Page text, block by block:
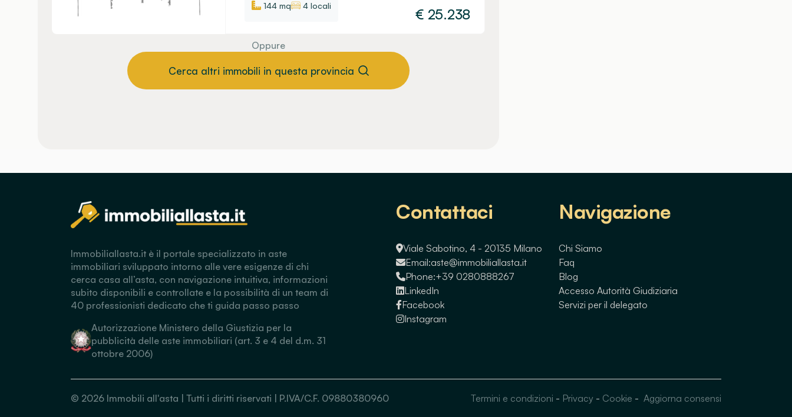
144 mq
4 locali
€ 25.238
Oppure
Cerca altri immobili in questa provincia
Immobiliallasta.it è il portale specializzato in aste
immobiliari sviluppato intorno alle vere esigenze di chi
cerca casa all’asta, con navigazione intuitiva, informazioni
subito disponibili e controllate e la possibilità di un team di
40 professionisti dedicato che ti guida passo passo
Autorizzazione Ministero della Giustizia per la
pubblicità delle aste immobiliari (art. 3 e 4 del d.m. 31
ottobre 2006)
Contattaci
Viale Sabotino, 4 - 20135 Milano
Email:aste@immobiliallasta.it
Phone:+39 0280888267
LinkedIn
Facebook
Instagram
Navigazione
Chi Siamo
Faq
Blog
Accesso Autorità Giudiziaria
Servizi per il delegato
© 2026 Immobili all'asta | Tutti i diritti riservati | P.IVA/C.F. 09880380960 Termini e condizioni - Privacy - Cookie - Aggiorna consensi